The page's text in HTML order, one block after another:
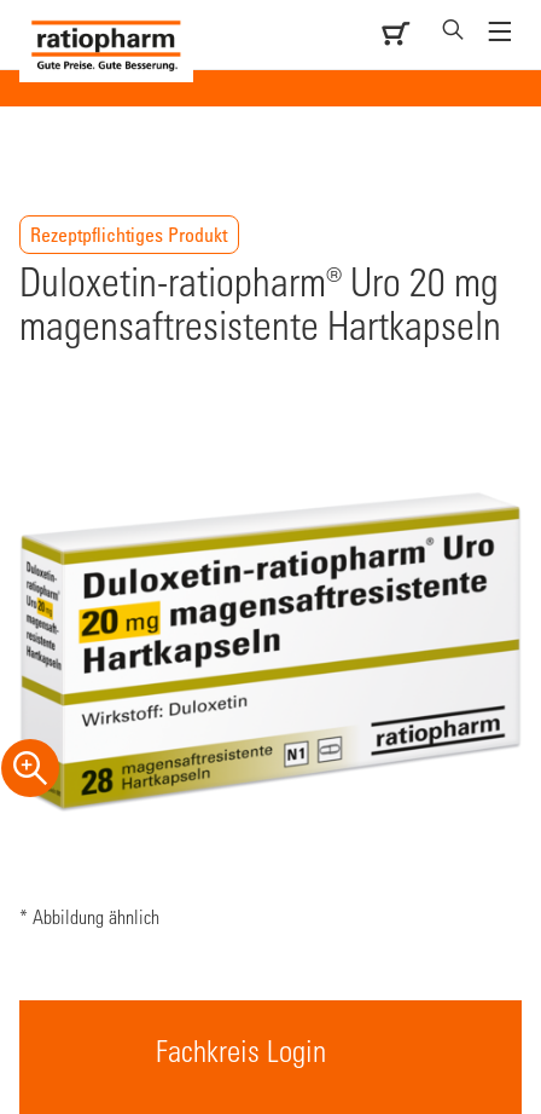
Rezeptpflichtiges Produkt
Duloxetin-ratiopharm® Uro 20 mg
magensaftresistente Hartkapseln
* Abbildung ähnlich
Fachkreis Login